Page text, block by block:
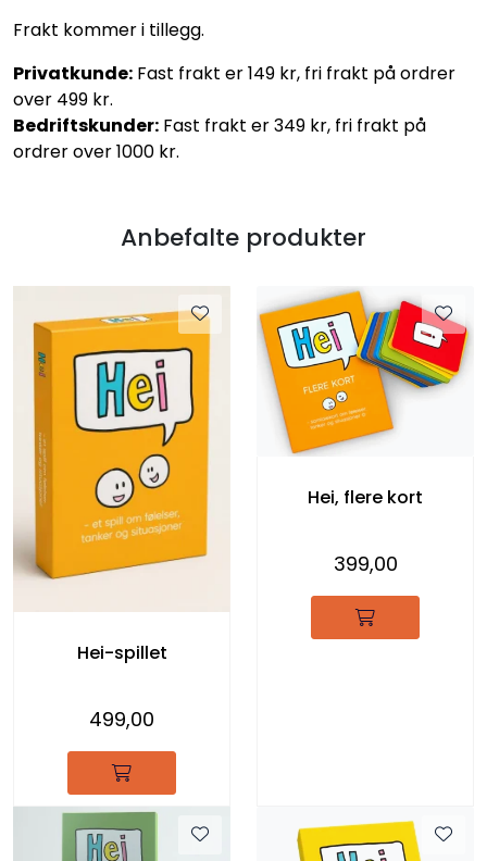
Frakt kommer i tillegg.
Privatkunde: Fast frakt er 149 kr, fri frakt på ordrer
over 499 kr.
Bedriftskunder: Fast frakt er 349 kr, fri frakt på
ordrer over 1000 kr.
Anbefalte produkter
Hei-spillet
499,00
Hei, flere kort
399,00